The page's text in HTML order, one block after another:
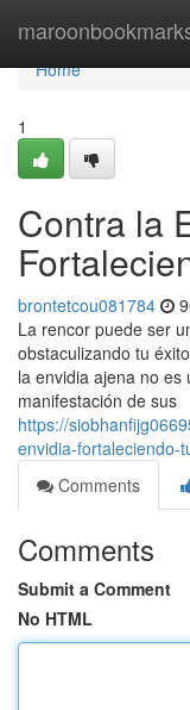
Home
Home
1
Contra la
brontetcou081784
La rencor puede ser
obstaculizando tu
la envidia ajena no
manifestación de sus
https://
envidia-fortaleciendo-
Comments
Comments
Submit a Comment
No HTML